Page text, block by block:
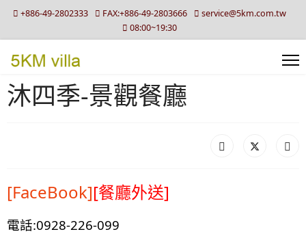
+886-49-2802333 FAX:+886-49-2803666
service@5km.com.tw
08:00~19:30
沐四季-景觀餐廳
[FaceBook][餐廳外送]
電話:0928-226-099